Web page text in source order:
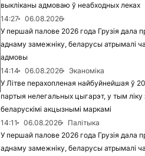
выкліканы адмоваю ў неабходных леках
14:27
06.08.2026
У першай палове 2026 года Грузія дала
аднаму замежніку, беларусы атрымалі
адмовы
14:14
06.08.2026
Эканоміка
У Літве перахопленая найбуйнейшая ў
партыя нелегальных цыгарэт, у тым ліку
беларускімі акцызнымі маркамі
14:11
06.08.2026
Палітыка
У першай палове 2026 года Грузія дала
аднаму замежніку, беларусы атрымалі